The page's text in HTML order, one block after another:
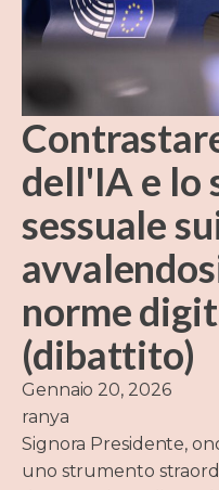
dell'IA e lo
sessuale
norme
(dibattito)
Gennaio 20, 2026
ranya
Signora Presidente,
uno strumento